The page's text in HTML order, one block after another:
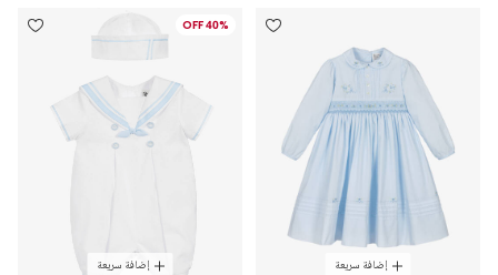
إضافة سريعة
40% OFF
إضافة سريعة